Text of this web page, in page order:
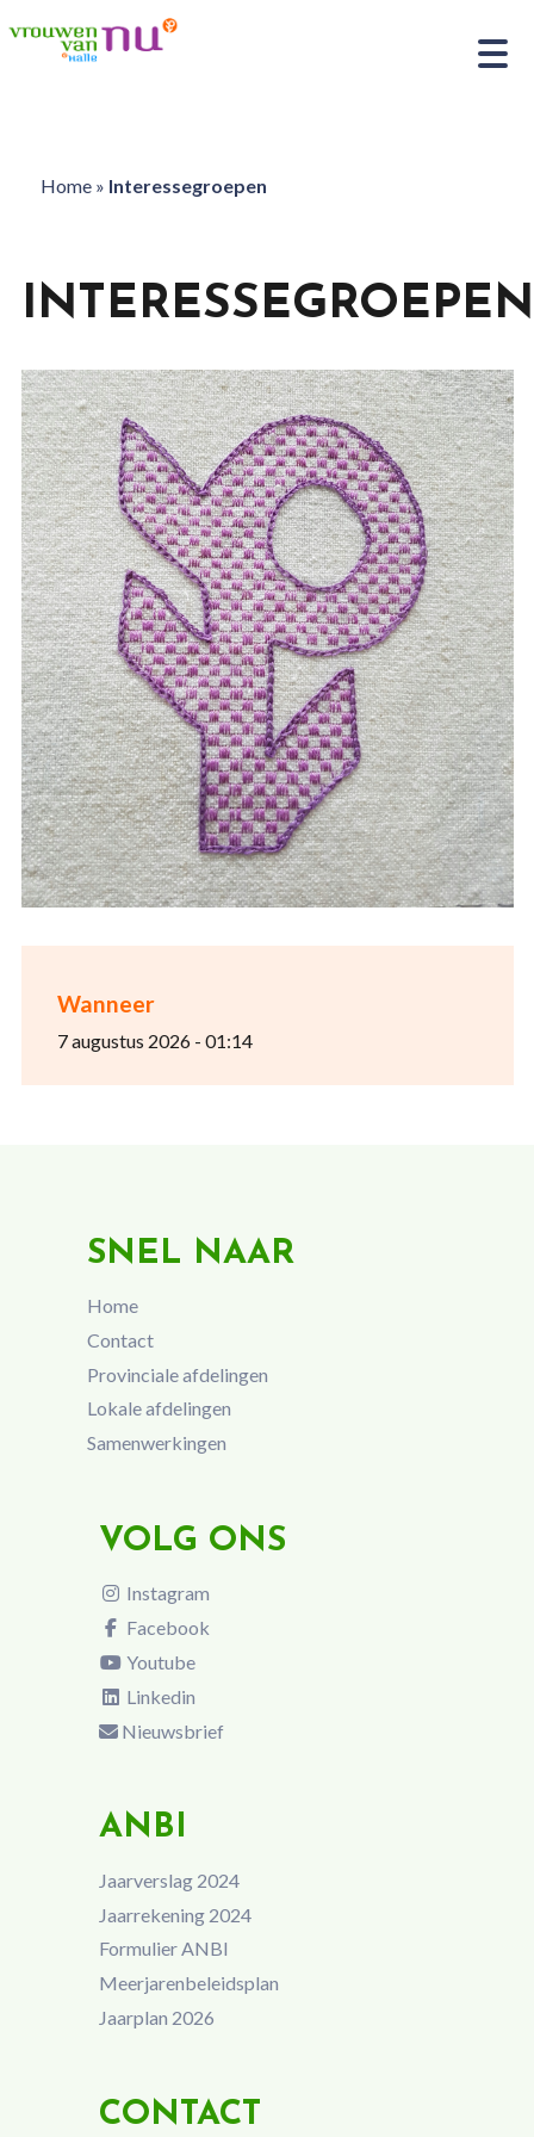
Home» Interessegroepen
Wanneer
7 augustus 2026 - 01:14
INTERESSEGROEPEN
SNEL NAAR
Home
Contact
Provinciale afdelingen
Lokale afdelingen
Samenwerkingen
VOLG ONS
Instagram
Facebook
Youtube
Linkedin
Nieuwsbrief
ANBI
Jaarverslag 2024
Jaarrekening 2024
Formulier ANBI
Meerjarenbeleidsplan
Jaarplan 2026
CONTACT